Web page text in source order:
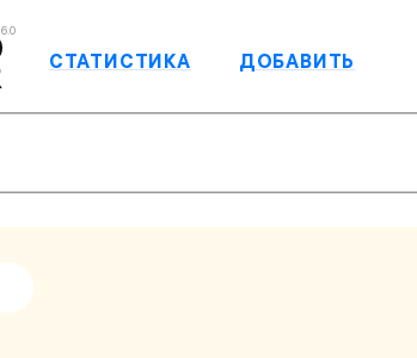
6.0
СТАТИСТИКА ДОБАВИТЬ